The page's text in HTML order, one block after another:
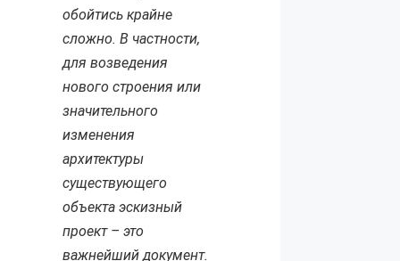
обойтись крайне
сложно. В частности,
для возведения
нового строения или
значительного
изменения
архитектуры
существующего
объекта эскизный
проект – это
важнейший документ.